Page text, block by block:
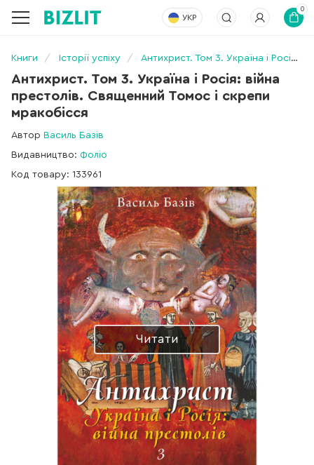
УКР
0
Книги Історії успіху Антихрист. Том 3. Україна і Росія: війна престолів. Священний Томос і скрепи мракобісся
Антихрист. Том 3. Україна і Росія: війна
престолів. Священний Томос і скрепи
мракобісся
Автор Василь Базів
Видавництво: Фоліо
Код товару: 133961
Читати